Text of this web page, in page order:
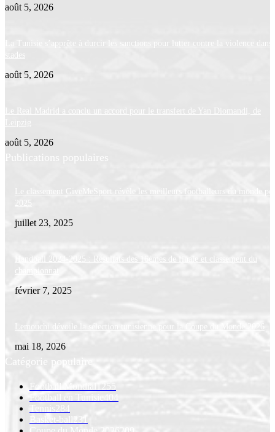
août 5, 2026
La Tunisie s’apprête à durcir les sanctions pour lutter contre la violence dans
stades
août 5, 2026
Le Real Madrid a conclu un accord pour le transfert de Yan Diomandi, de
Leipzig
août 5, 2026
Publications populaires
Le classement GiveMeSport révèle les meilleurs footballeurs du monde
juillet 23, 2025
Handball 2024-2025 : Résultats des 16èmes de finale et classement du
championnat
février 7, 2025
Lemouchi dévoile la sélection tunisienne pour la Coupe du Monde 2026
mai 18, 2026
Catégorie populaire
Football Mondial
1255
Football en Tunisie404
Tennis 284
Basket-ball
231